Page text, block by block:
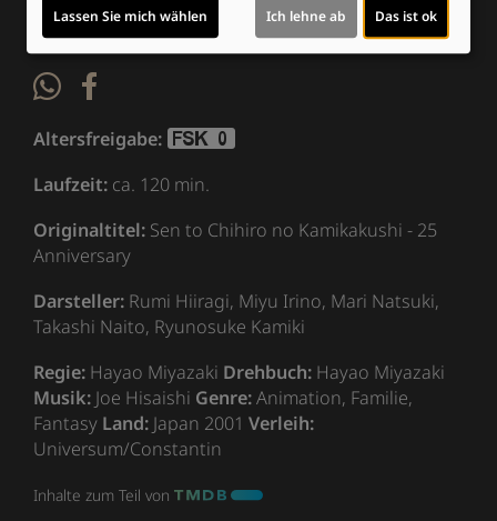
Altersfreigabe:
Laufzeit: ca. 120 min.
Originaltitel: Sen to Chihiro no Kamikakushi - 25
Anniversary
Darsteller: Rumi Hiiragi, Miyu Irino, Mari Natsuki,
Takashi Naito, Ryunosuke Kamiki
Regie: Hayao Miyazaki Drehbuch: Hayao Miyazaki
Musik: Joe Hisaishi Genre:Animation, Familie,
Fantasy Land: Japan 2001 Verleih:
Universum/Constantin
Inhalte zum Teil von
Lassen Sie mich wählen Ich lehne ab Das ist ok